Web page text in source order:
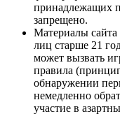
принадлежащих
запрещено.
Материалы сайта
лиц старше 21
может вызвать
правила
обнаружении
немедленно
участие в